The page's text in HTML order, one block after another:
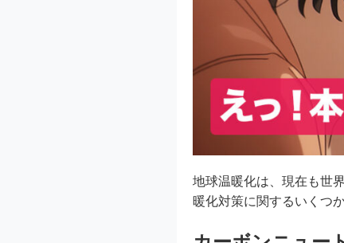
地球温暖化は、現在も世
暖化対策に関するいくつ